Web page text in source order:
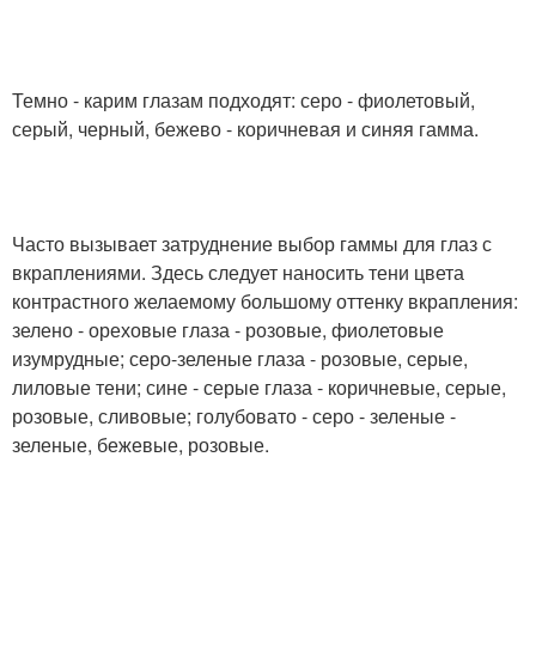
Темно - карим глазам подходят: серо - фиолетовый,
серый, черный, бежево - коричневая и синяя гамма.
Часто вызывает затруднение выбор гаммы для глаз с
вкраплениями. Здесь следует наносить тени цвета
контрастного желаемому большому оттенку вкрапления:
зелено - ореховые глаза - розовые, фиолетовые
изумрудные; серо-зеленые глаза - розовые, серые,
лиловые тени; сине - серые глаза - коричневые, серые,
розовые, сливовые; голубовато - серо - зеленые -
зеленые, бежевые, розовые.